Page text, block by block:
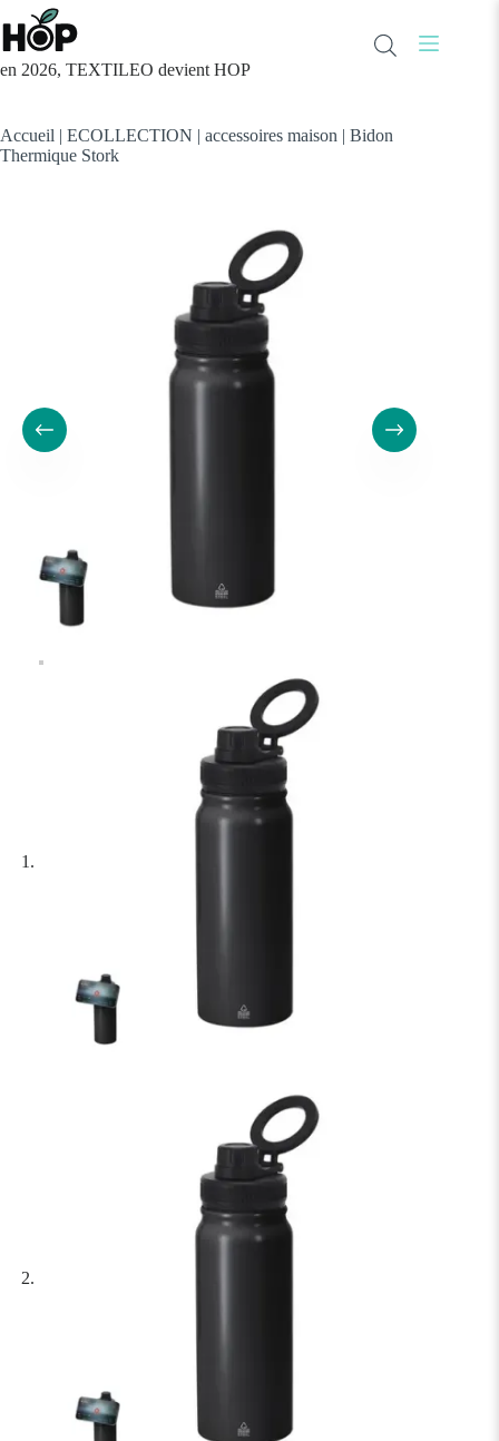
Passer
au
contenu
en 2026, TEXTILEO devient HOP
Accueil | ECOLLECTION | accessoires maison | Bidon
Thermique Stork